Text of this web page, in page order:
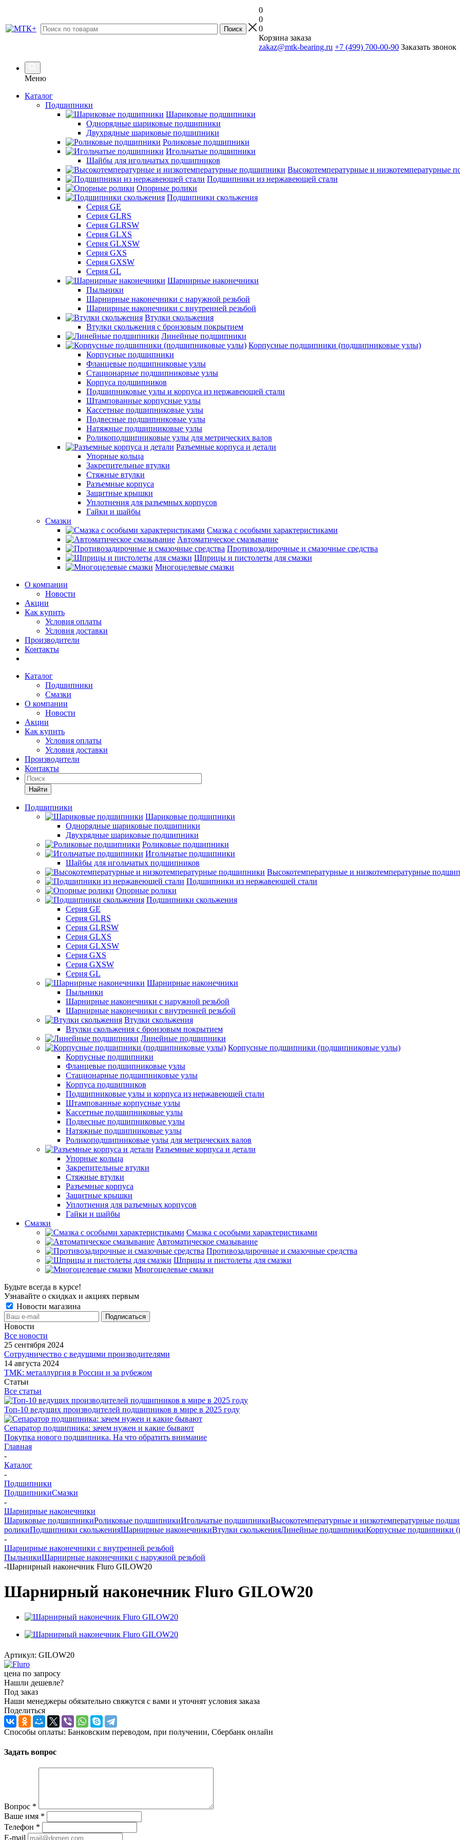
0
0
0
Корзина заказа
zakaz@mtk-bearing.ru +7 (499) 700-00-90 Заказать звонок
Меню
Каталог
Подшипники
Шариковые подшипники
Однорядные шариковые подшипники
Двухрядные шариковые подшипники
Роликовые подшипники
Игольчатые подшипники
Шайбы для игольчатых подшипников
Высокотемпературные и низкотемпературные
Подшипники из нержавеющей стали
Опорные ролики
Подшипники скольжения
Серия GE
Серия GLRS
Серия GLRSW
Серия GLXS
Серия GLXSW
Серия GXS
Серия GXSW
Серия GL
Шарнирные наконечники
Пыльники
Шарнирные наконечники с наружной резьбой
Шарнирные наконечники с внутренней резьбой
Втулки скольжения
Втулки скольжения с бронзовым покрытием
Линейные подшипники
Корпусные подшипники (подшипниковые узлы)
Корпусные подшипники
Фланцевые подшипниковые узлы
Стационарные подшипниковые узлы
Корпуса подшипников
Подшипниковые узлы и корпуса из нержавеющей стали
Штампованные корпусные узлы
Кассетные подшипниковые узлы
Подвесные подшипниковые узлы
Натяжные подшипниковые узлы
Роликоподшипниковые узлы для метрических валов
Разъемные корпуса и детали
Упорные кольца
Закрепительные втулки
Стяжные втулки
Разъемные корпуса
Защитные крышки
Уплотнения для разъемных корпусов
Гайки и шайбы
Смазки
Смазка с особыми характеристиками
Автоматическое смазывание
Противозадирочные и смазочные средства
Шприцы и пистолеты для смазки
Многоцелевые смазки
О компании
Новости
Акции
Как купить
Условия оплаты
Условия доставки
Производители
Контакты
Каталог
Подшипники
Смазки
О компании
Новости
Акции
Как купить
Условия оплаты
Условия доставки
Производители
Контакты
Найти
Подшипники
Шариковые подшипники
Однорядные шариковые подшипники
Двухрядные шариковые подшипники
Роликовые подшипники
Игольчатые подшипники
Шайбы для игольчатых подшипников
Высокотемпературные и низкотемпературные
Подшипники из нержавеющей стали
Опорные ролики
Подшипники скольжения
Серия GE
Серия GLRS
Серия GLRSW
Серия GLXS
Серия GLXSW
Серия GXS
Серия GXSW
Серия GL
Шарнирные наконечники
Пыльники
Шарнирные наконечники с наружной резьбой
Шарнирные наконечники с внутренней резьбой
Втулки скольжения
Втулки скольжения с бронзовым покрытием
Линейные подшипники
Корпусные подшипники (подшипниковые узлы)
Корпусные подшипники
Фланцевые подшипниковые узлы
Стационарные подшипниковые узлы
Корпуса подшипников
Подшипниковые узлы и корпуса из нержавеющей стали
Штампованные корпусные узлы
Кассетные подшипниковые узлы
Подвесные подшипниковые узлы
Натяжные подшипниковые узлы
Роликоподшипниковые узлы для метрических валов
Разъемные корпуса и детали
Упорные кольца
Закрепительные втулки
Стяжные втулки
Разъемные корпуса
Защитные крышки
Уплотнения для разъемных корпусов
Гайки и шайбы
Смазки
Смазка с особыми характеристиками
Автоматическое смазывание
Противозадирочные и смазочные средства
Шприцы и пистолеты для смазки
Многоцелевые смазки
Будьте всегда в курсе!
Узнавайте о скидках и акциях первым
Новости магазина
Новости
Все новости
25 сентября 2024
Сотрудничество с ведущими производителями
14 августа 2024
ТМК: металлургия в России и за рубежом
Статьи
Все статьи
Топ-10 ведущих производителей подшипников в мире в 2025 году
Сепаратор подшипника: зачем нужен и какие бывают
Покупка нового подшипника. На что обратить внимание
Главная
-
Каталог
-
Подшипники
ПодшипникиСмазки
-
Шарнирные наконечники
Шариковые подшипникиРоликовые подшипникиИгольчатые подшипникиВысокотемпературные и низкотемпературные
роликиПодшипники скольженияШарнирные наконечникиВтулки скольженияЛинейные подшипникиКорпусные подшипники
-
Шарнирные наконечники с внутренней резьбой
ПыльникиШарнирные наконечники с наружной резьбой
-Шарнирный наконечник Fluro GILOW20
Шарнирный наконечник Fluro GILOW20
Артикул: GILOW20
цена по запросу
Нашли дешевле?
Под заказ
Наши менеджеры обязательно свяжутся с вами и уточнят условия заказа
Поделиться
Способы оплаты: Банковским переводом, при получении, Сбербанк онлайн
Задать вопрос
Вопрос *
Ваше имя *
Телефон *
E-mail